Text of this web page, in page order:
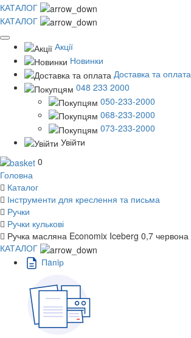
КАТАЛОГ
КАТАЛОГ
Акції
Новинки
Доставка та оплата
048 233 2000
050-233-2000
068-233-2000
073-233-2000
Увійти
0
Головна
Каталог
Інструменти для креслення та письма
Ручки
Ручки кулькові
Ручка масляна Economix Iceberg 0,7 червона
КАТАЛОГ
Пaпiр